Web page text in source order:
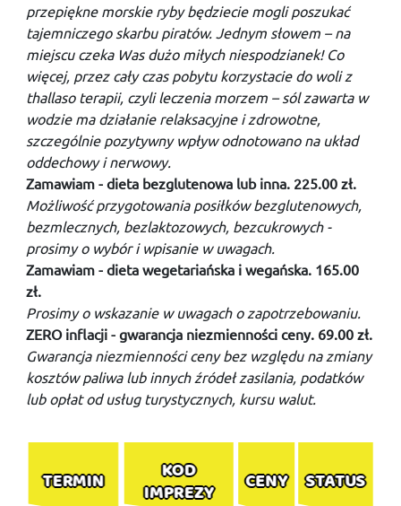
przepiękne morskie ryby będziecie mogli poszukać
tajemniczego skarbu piratów. Jednym słowem – na
miejscu czeka Was dużo miłych niespodzianek! Co
więcej, przez cały czas pobytu korzystacie do woli z
thallaso terapii, czyli leczenia morzem – sól zawarta w
wodzie ma działanie relaksacyjne i zdrowotne,
szczególnie pozytywny wpływ odnotowano na układ
oddechowy i nerwowy.
Zamawiam - dieta bezglutenowa lub inna. 225.00 zł.
Możliwość przygotowania posiłków bezglutenowych,
bezmlecznych, bezlaktozowych, bezcukrowych -
prosimy o wybór i wpisanie w uwagach.
Zamawiam - dieta wegetariańska i wegańska. 165.00
zł.
Prosimy o wskazanie w uwagach o zapotrzebowaniu.
ZERO inflacji - gwarancja niezmienności ceny. 69.00 zł.
Gwarancja niezmienności ceny bez względu na zmiany
kosztów paliwa lub innych źródeł zasilania, podatków
lub opłat od usług turystycznych, kursu walut.
TERMIN
KOD
IMPREZY
CENY STATUS